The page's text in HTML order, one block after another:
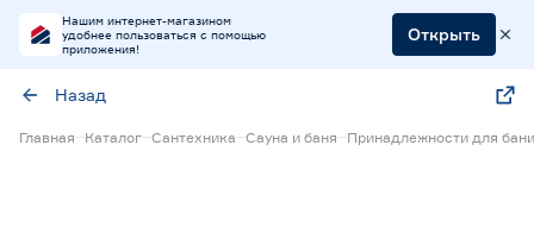
Нашим интернет-магазином
удобнее пользоваться с помощью
приложения!
Открыть
Назад
Главная Каталог Сантехника Сауна и баня Принадлежности для бани